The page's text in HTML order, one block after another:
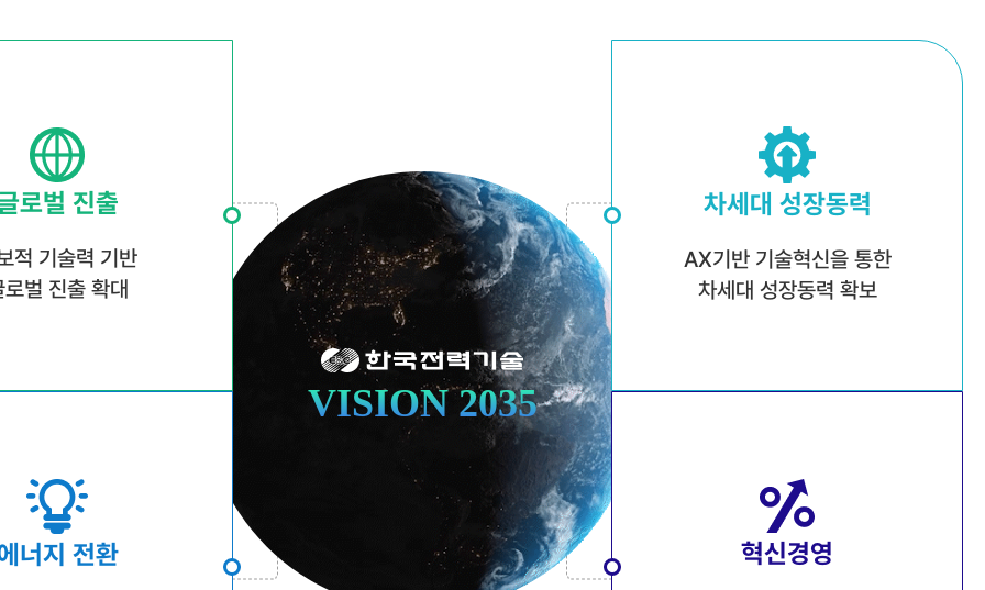
VISION 2035
로벌 진출
적 기술력 기반
로벌 진출 확대
차세대 성장동력
AX기반 기술혁신을 통한
차세대 성장동력 확보
너지 전환 혁신경영